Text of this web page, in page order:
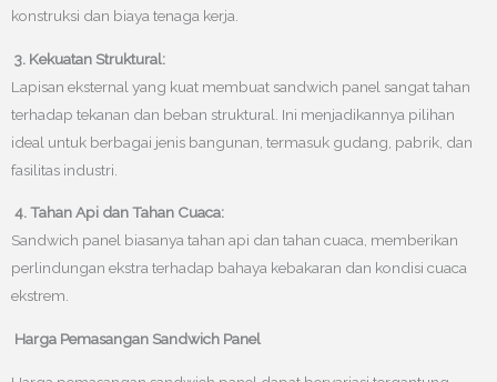
konstruksi dan biaya tenaga kerja.
3. Kekuatan Struktural:
Lapisan eksternal yang kuat membuat sandwich panel sangat tahan
terhadap tekanan dan beban struktural. Ini menjadikannya pilihan
ideal untuk berbagai jenis bangunan, termasuk gudang, pabrik, dan
fasilitas industri.
4. Tahan Api dan Tahan Cuaca:
Sandwich panel biasanya tahan api dan tahan cuaca, memberikan
perlindungan ekstra terhadap bahaya kebakaran dan kondisi cuaca
ekstrem.
Harga Pemasangan Sandwich Panel